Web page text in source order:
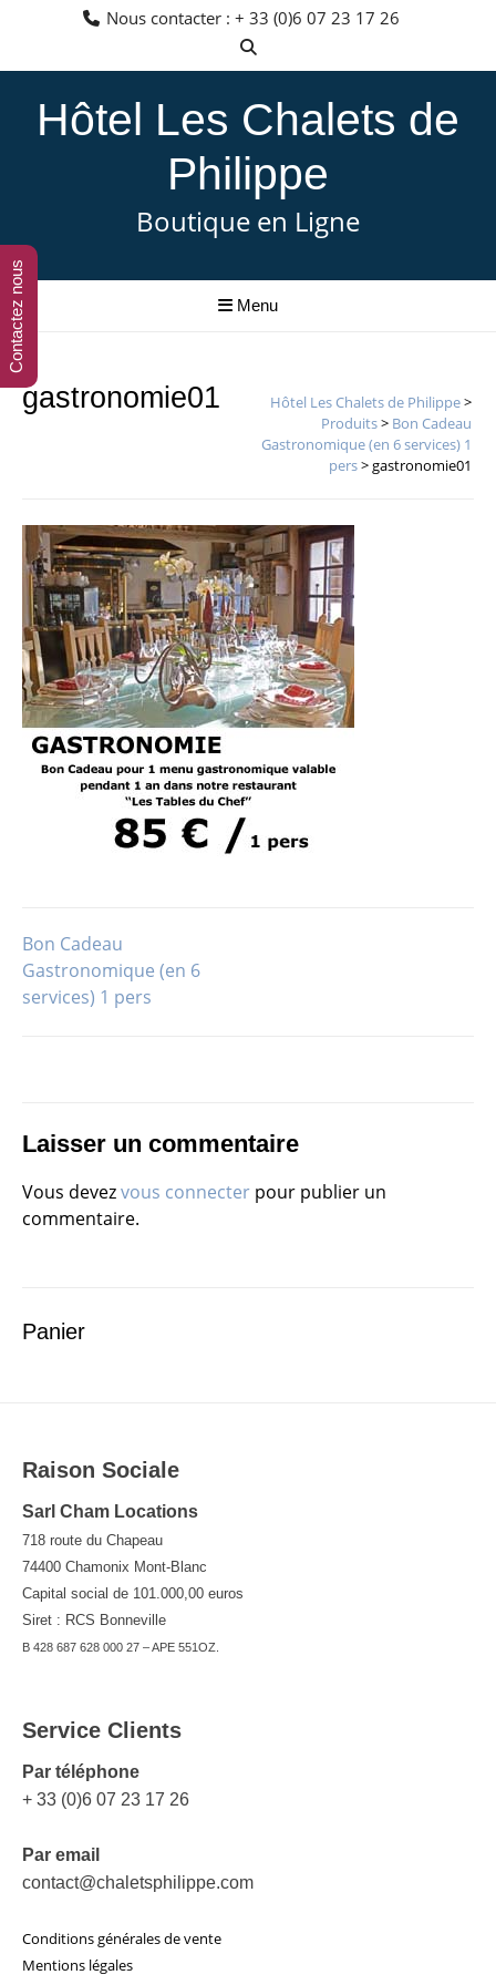
contenu
Nous contacter : + 33 (0)6 07 23 17 26
Hôtel Les Chalets de
Philippe
Boutique en Ligne
Menu
gastronomie01 Hôtel Les Chalets de Philippe>
Produits> Bon Cadeau
Gastronomique (en 6 services) 1
pers>gastronomie01
Navigation
de
Bon Cadeau
Gastronomique (en 6
services) 1 pers
Laisser un commentaire
Vous devezvous connecter pour publier un
commentaire.
Panier
Raison Sociale
Sarl Cham Locations
718 route du Chapeau
74400 Chamonix Mont-Blanc
Capital social de 101.000,00 euros
Siret : RCS Bonneville
B 428 687 628 000 27 – APE 551OZ.
Service Clients
Par téléphone
+ 33 (0)6 07 23 17 26
Par email
contact@chaletsphilippe.com
Conditions générales de vente
Mentions légales
Contactez nous